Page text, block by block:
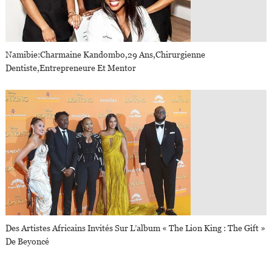
Namibie:Charmaine Kandombo,29 Ans,Chirurgienne
Dentiste,Entrepreneure Et Mentor
Des Artistes Africains Invités Sur L’album « The Lion King : The Gift »
De Beyoncé